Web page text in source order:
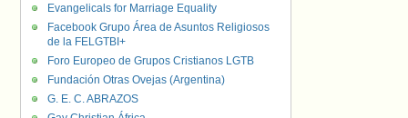
Evangelicals for Marriage Equality
Facebook Grupo Área de Asuntos Religiosos
de la FELGTBI+
Foro Europeo de Grupos Cristianos LGTB
Fundación Otras Ovejas (Argentina)
G. E. C. ABRAZOS